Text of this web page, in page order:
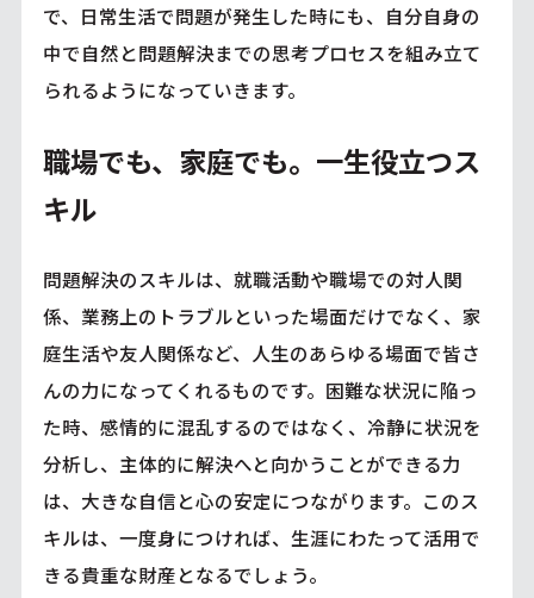
で、日常生活で問題が発生した時にも、自分自身の
中で自然と問題解決までの思考プロセスを組み立て
られるようになっていきます。
職場でも、家庭でも。一生役立つス
キル
問題解決のスキルは、就職活動や職場での対人関
係、業務上のトラブルといった場面だけでなく、家
庭生活や友人関係など、人生のあらゆる場面で皆さ
んの力になってくれるものです。困難な状況に陥っ
た時、感情的に混乱するのではなく、冷静に状況を
分析し、主体的に解決へと向かうことができる力
は、大きな自信と心の安定につながります。このス
キルは、一度身につければ、生涯にわたって活用で
きる貴重な財産となるでしょう。